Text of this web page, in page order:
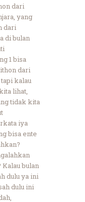
dari
yang
dari
di bulan
1 bisa
dari
kalau
lihat,
tidak kita
iya
bisa ente
bulan
dulu ya ini
dulu ini